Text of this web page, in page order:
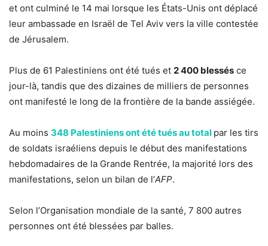
et ont culminé le 14 mai lorsque les États-Unis ont déplacé
leur ambassade en Israël de Tel Aviv vers la ville contestée
de Jérusalem.
Plus de 61 Palestiniens ont été tués et 2 400 blessés ce
jour-là, tandis que des dizaines de milliers de personnes
ont manifesté le long de la frontière de la bande assiégée.
Au moins 348 Palestiniens ont été tués au total par les tirs
de soldats israéliens depuis le début des manifestations
hebdomadaires de la Grande Rentrée, la majorité lors des
manifestations, selon un bilan de l’AFP.
Selon l’Organisation mondiale de la santé, 7 800 autres
personnes ont été blessées par balles.